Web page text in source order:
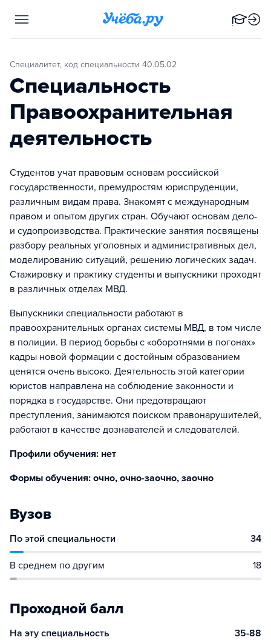
Специалитет, код специальности 40.05.02
Специальность
Правоохранительная
деятельность
Студентов учат правовым основам российской
государственности, премудростям юриспруденции,
различным видам права. Знакомят с международным
правом и опытом других стран. Обучают основам дело-
и судопроизводства. Практические занятия посвящены
разбору реальных уголовных и административных дел,
моделированию ситуаций, решению логических задач.
Стажировку и практику студенты и выпускники проходят
в различных отделах МВД.
Выпускники специальности работают в
правоохранительных органах системы МВД, в том числе
в полиции. В период борьбы с «оборотнями в погонах»
кадры новой формации с достойным образованием
ценятся очень высоко. Деятельность этой категории
юристов направлена на соблюдение законности и
порядка в государстве. Они предотвращают
преступления, занимаются поиском правонарушителей,
работают в качестве дознавателей и следователей.
Профили обучения: нет
Формы обучения: очно, очно-заочно, заочно
Вузов
По этой специальности 34
В среднем по другим 18
Проходной балл
На эту специальность 35-88